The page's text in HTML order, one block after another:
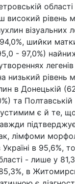
високий рівень
візуальних
шийки
- 97,0%)
низький рівень
в Донецькій
та
є й те,
лімфоми
в 95,6%,
- лише у
в